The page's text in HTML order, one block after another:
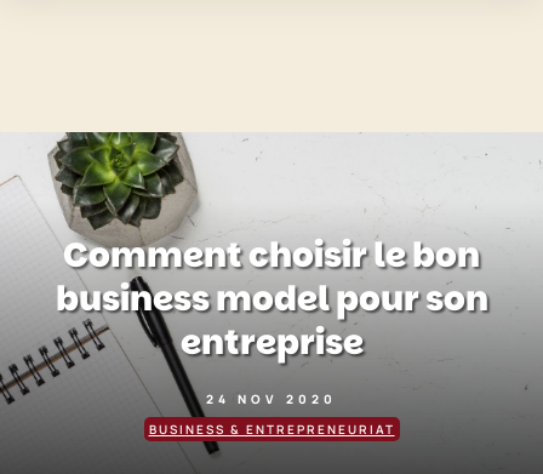
Comment choisir le bon
business model pour son
entreprise
24 NOV 2020
BUSINESS & ENTREPRENEURIAT